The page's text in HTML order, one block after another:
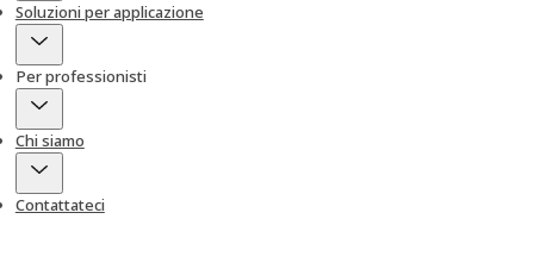
Soluzioni per applicazione
Per professionisti
Chi siamo
Contattateci